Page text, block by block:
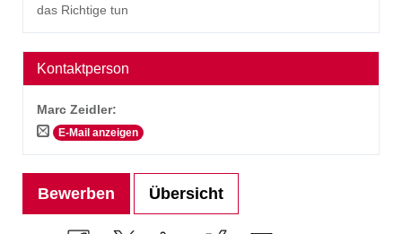
das Richtige tun
Kontaktperson
Marc Zeidler:
E-Mail anzeigen
Bewerben Übersicht